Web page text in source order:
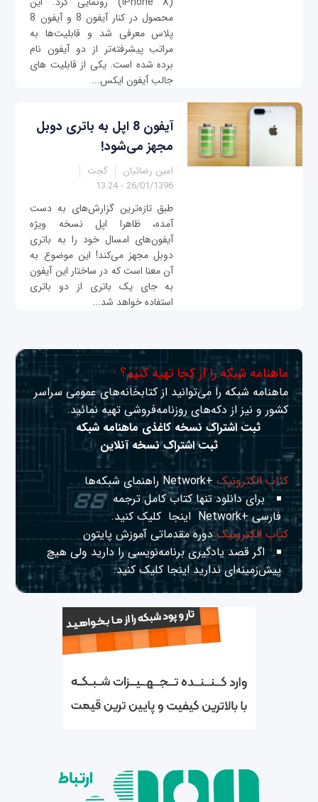
محصول در کنار آیفون 8 و آیفون 8
پلاس معرفی شد و قابلیت‌ها به
مراتب پیشرفته‌تر از دو آیفون نام
برده شده است. یکی از قابلیت های
جالب آیفون ایکس...
آیفون 8 اپل به باتری دوبل
مجهز می‌شود!
امین رضائیان
گجت
26/01/1396 - 13:24
طبق تازه‌ترین گزارش‌های به دست
آمده، ظاهرا اپل نسخه ویژه
آیفون‌های امسال خود را به باتری
دوبل مجهز می‌کند! این موضوع به
آن معنا است که در ساختار این آیفون
به جای یک باتری از دو باتری
استفاده خواهد شد...
ماهنامه شبکه را از کجا تهیه کنیم؟
ماهنامه شبکه را می‌توانید از کتابخانه‌های عمومی سراسر
کشور و نیز از دکه‌های روزنامه‌فروشی تهیه نمائید.
ثبت اشتراک نسخه کاغذی ماهنامه شبکه
ثبت اشتراک نسخه آنلاین
کتاب الکترونیک+Network راهنمای شبکه‌ها
برای دانلود تنها کتاب کامل ترجمه
فارسی +Network
اینجا کلیک کنید.
کتاب الکترونیکدوره مقدماتی آموزش پایتون
اگر قصد یادگیری برنامه‌نویسی را دارید ولی هیچ
پیش‌زمینه‌ای نداریداینجا کلیک کنید.